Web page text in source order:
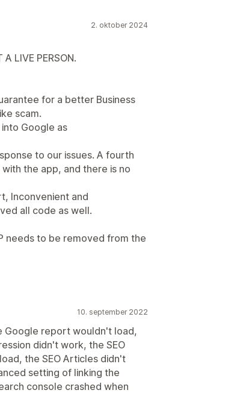
Automatiseringer
af indhold
2. oktober 2024
LIVE PERSON.
for a better Business
scam.
Google as
to our issues. A fourth
the app, and there is no
Inconvenient and
all code as well.
needs to be removed from the
10. september 2022
Google report wouldn't load,
didn't work, the SEO
the SEO Articles didn't
setting of linking the
console crashed when